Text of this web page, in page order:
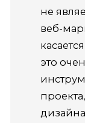
не
веб-
это